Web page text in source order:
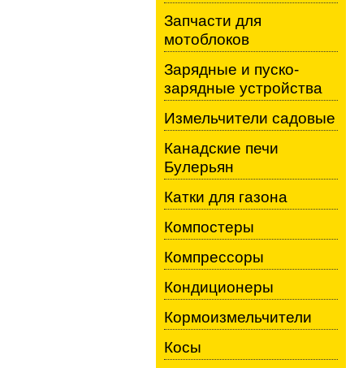
Запчасти для
мотоблоков
Зарядные и пуско-
зарядные устройства
Измельчители садовые
Канадские печи
Булерьян
Катки для газона
Компостеры
Компрессоры
Кондиционеры
Кормоизмельчители
Косы